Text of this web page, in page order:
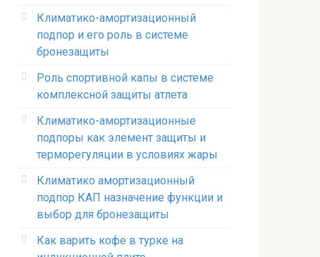
Климатико-амортизационный
подпор и его роль в системе
бронезащиты
Роль спортивной капы в системе
комплексной защиты атлета
Климатико-амортизационные
подпоры как элемент защиты и
терморегуляции в условиях жары
Климатико амортизационный
подпор КАП назначение функции и
выбор для бронезащиты
Как варить кофе в турке на